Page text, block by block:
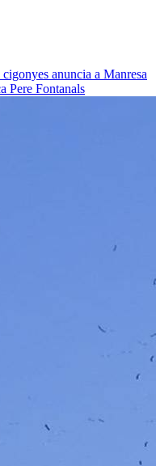
anuncia a Manresa
Pere Fontanals